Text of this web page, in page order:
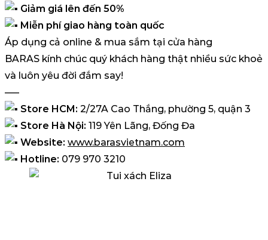
Giảm giá lên đến 50%
Miễn phí giao hàng toàn quốc
Áp dụng cả online & mua sắm tại cửa hàng
BARAS kính chúc quý khách hàng thật nhiều sức khoẻ
và luôn yêu đời đắm say!
—–
Store HCM: 2/27A Cao Thắng, phường 5, quận 3
Store Hà Nội: 119 Yên Lãng, Đống Đa
Website: www.barasvietnam.com
Hotline: 079 970 3210